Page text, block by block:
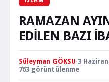
RAMAZAN
EDİLEN BAZI
Süleyman GÖKSU·3 Haziran
763 görüntülenme